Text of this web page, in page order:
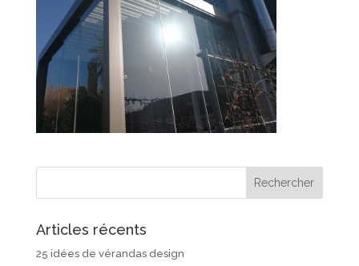
Articles récents
25 idées de vérandas design